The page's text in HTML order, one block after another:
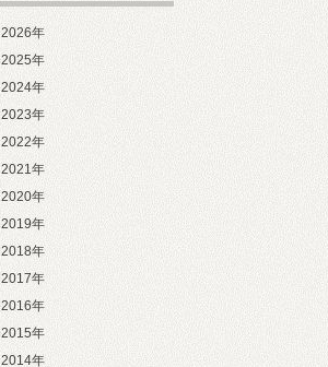
2026年
2025年
2024年
2023年
2022年
2021年
2020年
2019年
2018年
2017年
2016年
2015年
2014年